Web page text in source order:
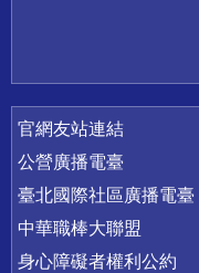
官網友站連結
公營廣播電臺
臺北國際社區廣播電臺
中華職棒大聯盟
身心障礙者權利公約